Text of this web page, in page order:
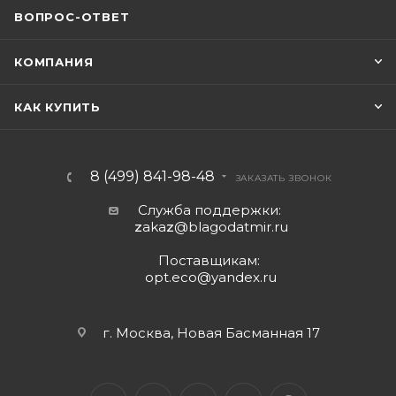
ВОПРОС-ОТВЕТ
КОМПАНИЯ
КАК КУПИТЬ
8 (499) 841-98-48 ЗАКАЗАТЬ ЗВОНОК
Служба поддержки:
zakaz@blagodatmir.ru
Поставщикам:
opt.eco@yandex.ru
г. Москва, Новая Басманная 17